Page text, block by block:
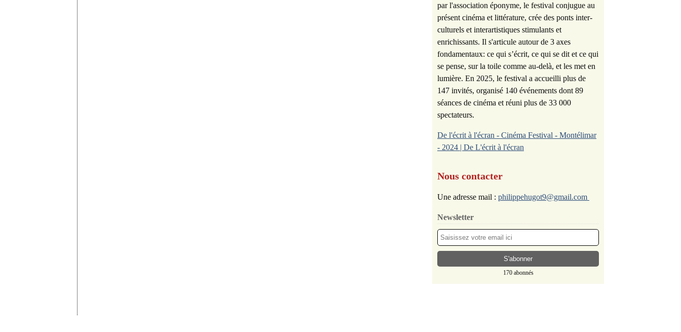
par l'association éponyme, le festival conjugue au
présent cinéma et littérature, crée des ponts inter-
culturels et interartistiques stimulants et
enrichissants. Il s'articule autour de 3 axes
fondamentaux: ce qui s’écrit, ce qui se dit et ce qui
se pense, sur la toile comme au-delà, et les met en
lumière. En 2025, le festival a accueilli plus de
147 invités, organisé 140 événements dont 89
séances de cinéma et réuni plus de 33 000
spectateurs.
De l'écrit à l'écran - Cinéma Festival - Montélimar
- 2024 | De L'écrit à l'écran
Nous contacter
Une adresse mail : philippehugot9@gmail.com
Newsletter
170 abonnés